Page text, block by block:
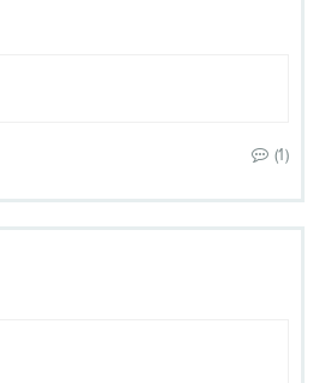
(1)